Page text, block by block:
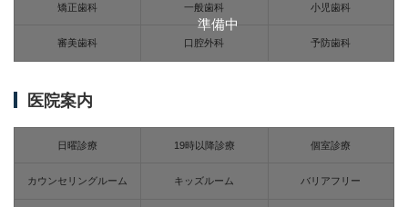
準備中
矯正歯科 一般歯科 小児歯科
審美歯科 口腔外科 予防歯科
医院案内
日曜診療 19時以降診療 個室診療
カウンセリングルーム キッズルーム バリアフリー